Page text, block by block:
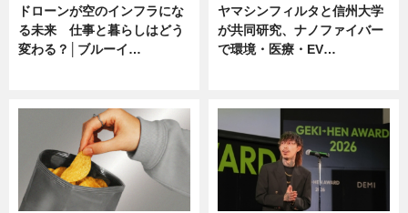
ドローンが空のインフラにな
る未来 仕事と暮らしはどう
変わる？│ブルーイ…
ヤマシンフィルタと信州大学
が共同研究、ナノファイバー
で環境・医療・EV…